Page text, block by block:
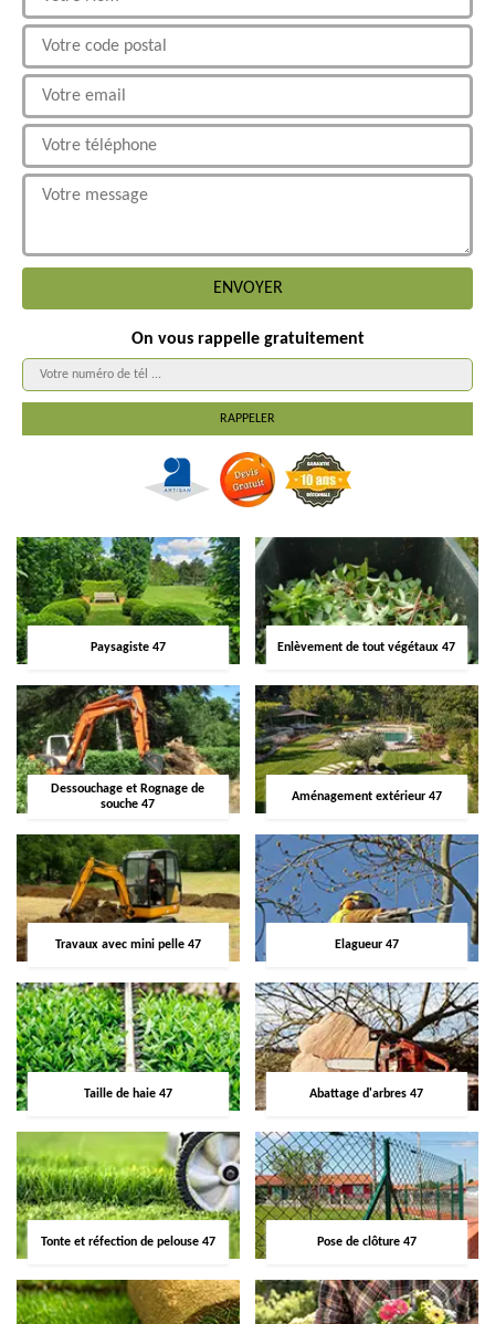
On vous rappelle gratuitement
Paysagiste 47 Enlèvement de tout végétaux 47
Dessouchage et Rognage de
souche 47
Aménagement extérieur 47
Travaux avec mini pelle 47 Elagueur 47
Taille de haie 47 Abattage d'arbres 47
Tonte et réfection de pelouse 47 Pose de clôture 47